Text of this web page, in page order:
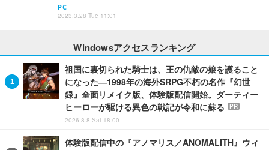
PC
2023.3.28 Tue 11:01
Windowsアクセスランキング
祖国に裏切られた騎士は、王の仇敵の娘を護ること
になった―1998年の海外SRPG不朽の名作『幻世
録』全面リメイク版、体験版配信開始。ダーティー
ヒーローが駆ける異色の戦記が令和に蘇る
PR
2026.8.8 Sat 18:00
体験版配信中の『アノマリス／ANOMALITH』ウィ